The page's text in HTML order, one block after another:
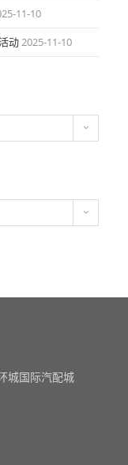
11-10
动2025-11-10
城国际汽配城